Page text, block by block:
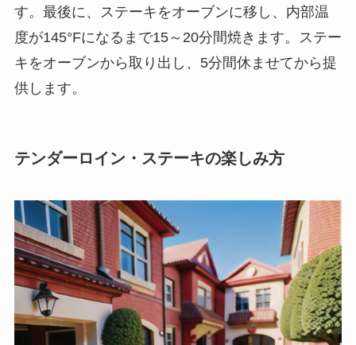
す。最後に、ステーキをオーブンに移し、内部温
度が145°Fになるまで15～20分間焼きます。ステー
キをオーブンから取り出し、5分間休ませてから提
供します。
テンダーロイン・ステーキの楽しみ方